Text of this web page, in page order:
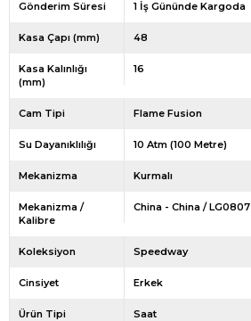
Gönderim Süresi 1 İş Gününde Kargoda
Kasa Çapı (mm) 48
Kasa Kalınlığı
(mm)
16
Cam Tipi Flame Fusion
Su Dayanıklılığı 10 Atm (100 Metre)
Mekanizma Kurmalı
Mekanizma /
Kalibre
China - China / LG0807
Koleksiyon Speedway
Cinsiyet Erkek
Ürün Tipi Saat